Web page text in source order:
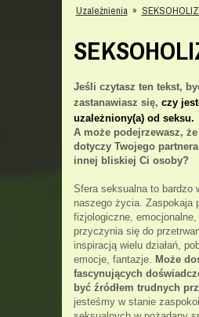
Uzależnienia »
Jeśli czytasz ten tekst,
zastanawiasz się, czy
uzależniony(a) od seksu.
A może podejrzewasz,
dotyczy Twojego
innej bliskiej Ci osoby?
Sfera seksualna to bardzo
naszego życia. Zaspokaja
fizjologiczne, emocjonalne,
przyczynia się do
inspiracją wielu działań,
emocje, fantazje. Może
fascynujących
być źródłem trudnych
jesteśmy w stanie